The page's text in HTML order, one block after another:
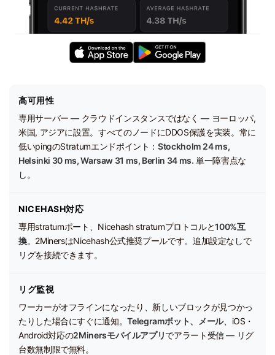
高可用性
専用サーバー — クラウドインスタンスではなく — ヨーロッパ,
米国, アジアに設置。すべてのノードにDDOS保護を実装。常に
低いpingのStratumエンドポイント：Stockholm 24 ms,
Helsinki 30 ms, Warsaw 31 ms, Berlin 34 ms. 単一障害点な
し。
NICEHASH対応
専用stratumポート、Nicehash stratumプロトコルと100%互
換。2MinersはNicehash公式推奨プールです。追加設定なしで
リグを接続できます。
リグ監視
ワーカーがオフラインになったり、新しいブロックが見つかっ
たりした場合にすぐに通知。Telegramボット、メール、iOS・
Android対応の2Minersモバイルアプリでアラート受信 — リグ
台数無制限で無料。